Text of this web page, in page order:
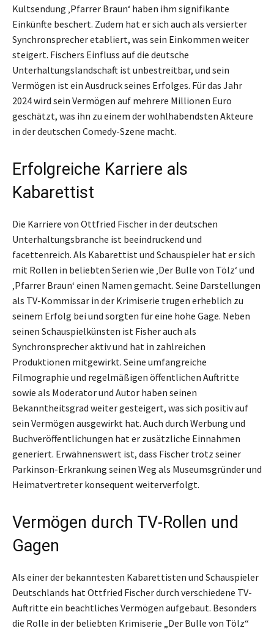
Kultsendung ‚Pfarrer Braun‘ haben ihm signifikante
Einkünfte beschert. Zudem hat er sich auch als versierter
Synchronsprecher etabliert, was sein Einkommen weiter
steigert. Fischers Einfluss auf die deutsche
Unterhaltungslandschaft ist unbestreitbar, und sein
Vermögen ist ein Ausdruck seines Erfolges. Für das Jahr
2024 wird sein Vermögen auf mehrere Millionen Euro
geschätzt, was ihn zu einem der wohlhabendsten Akteure
in der deutschen Comedy-Szene macht.
Erfolgreiche Karriere als
Kabarettist
Die Karriere von Ottfried Fischer in der deutschen
Unterhaltungsbranche ist beeindruckend und
facettenreich. Als Kabarettist und Schauspieler hat er sich
mit Rollen in beliebten Serien wie ‚Der Bulle von Tölz‘ und
‚Pfarrer Braun‘ einen Namen gemacht. Seine Darstellungen
als TV-Kommissar in der Krimiserie trugen erheblich zu
seinem Erfolg bei und sorgten für eine hohe Gage. Neben
seinen Schauspielkünsten ist Fisher auch als
Synchronsprecher aktiv und hat in zahlreichen
Produktionen mitgewirkt. Seine umfangreiche
Filmographie und regelmäßigen öffentlichen Auftritte
sowie als Moderator und Autor haben seinen
Bekanntheitsgrad weiter gesteigert, was sich positiv auf
sein Vermögen ausgewirkt hat. Auch durch Werbung und
Buchveröffentlichungen hat er zusätzliche Einnahmen
generiert. Erwähnenswert ist, dass Fischer trotz seiner
Parkinson-Erkrankung seinen Weg als Museumsgründer und
Heimatvertreter konsequent weiterverfolgt.
Vermögen durch TV-Rollen und
Gagen
Als einer der bekanntesten Kabarettisten und Schauspieler
Deutschlands hat Ottfried Fischer durch verschiedene TV-
Auftritte ein beachtliches Vermögen aufgebaut. Besonders
die Rolle in der beliebten Krimiserie „Der Bulle von Tölz“